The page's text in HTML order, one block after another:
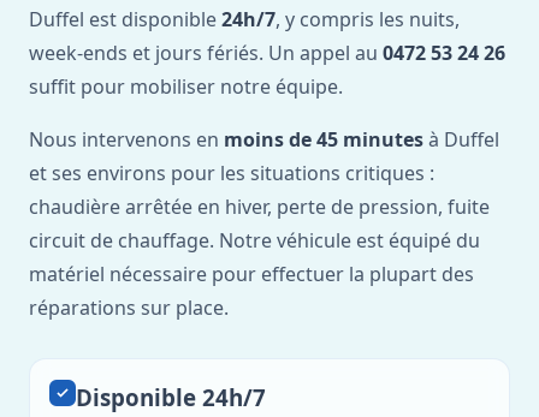
Duffel est disponible24h/7, y compris les nuits,
week-ends et jours fériés. Un appel au 0472 53 24 26
suffit pour mobiliser notre équipe.
Nous intervenons en moins de 45 minutesà Duffel
et ses environs pour les situations critiques :
chaudière arrêtée en hiver, perte de pression, fuite
circuit de chauffage. Notre véhicule est équipé du
matériel nécessaire pour effectuer la plupart des
réparations sur place.
Disponible 24h/7